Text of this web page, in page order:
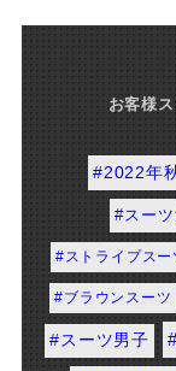
お客様
#2022年
#スー
#ストライプスー
#ブラウンスーツ
#スーツ男子